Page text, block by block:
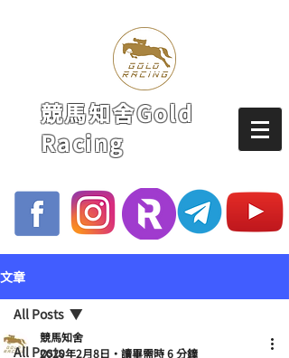
競馬知舍Gold
Racing
文章
All Posts
All Posts
競馬知舍
2020年2月8日
讀畢需時 6 分鐘